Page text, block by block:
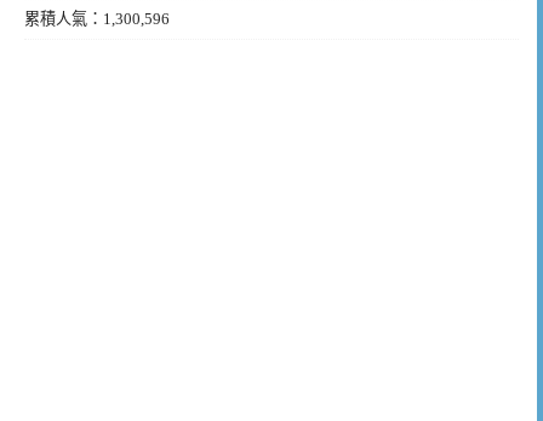
累積人氣：1,300,596